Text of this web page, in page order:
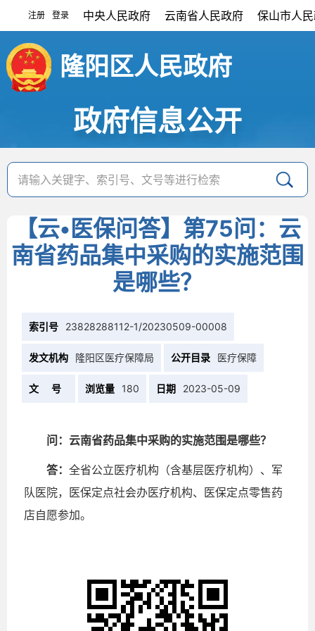
注册 登录 中央人民政府 云南省人民政府 保山市人
隆阳区人民政府
政府信息公开
【云•医保问答】第75问：云
南省药品集中采购的实施范围
是哪些？
索引号 23828288112-1/20230509-00008
发文机构 隆阳区医疗保障局 公开目录 医疗保障
文 号 浏览量 180 日期 2023-05-09
问： 云南省药品集中采购的实施范围是哪些？
答： 全省公立医疗机构（含基层医疗机构）、军
队医院，医保定点社会办医疗机构、医保定点零售药
店自愿参加。